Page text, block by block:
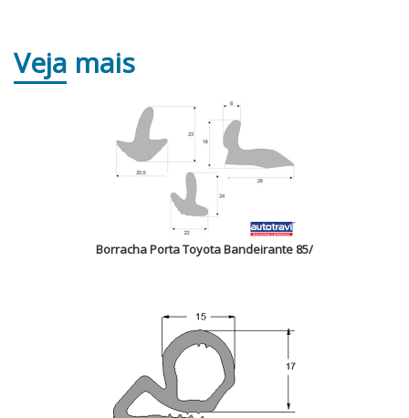
Veja mais
Borracha Porta Toyota Bandeirante 85/